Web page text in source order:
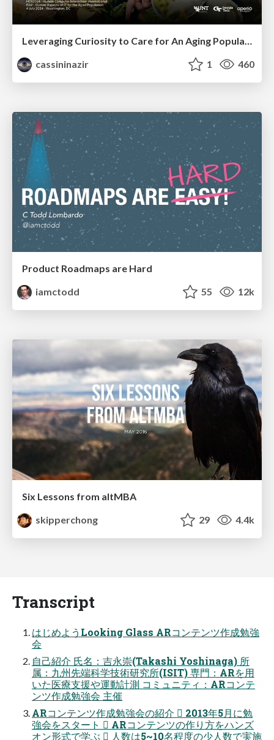
Leveraging Curiosity to Care for An Aging Population
cassininazir
1 460
Product Roadmaps are Hard
iamctodd
55 12k
Six Lessons from altMBA
skipperchong
29 4.4k
Transcript
はじめようLooking Glass ARコンテンツ作成勉強
会
自己紹介 氏名：吉永崇(Takashi Yoshinaga) 所
属：九州先端科学技術研究所(ISIT) 専門：ARを用
いた医療支援や運動計測 コミュニティ：ARコンテ
ンツ作成勉強会 主催
ARコンテンツ作成勉強会の紹介  2013年5月に勉
強会をスタート  ARコンテンツの作り方をハンズ
オン形式で学ぶ  人数は5~10名程度の少人数で実施